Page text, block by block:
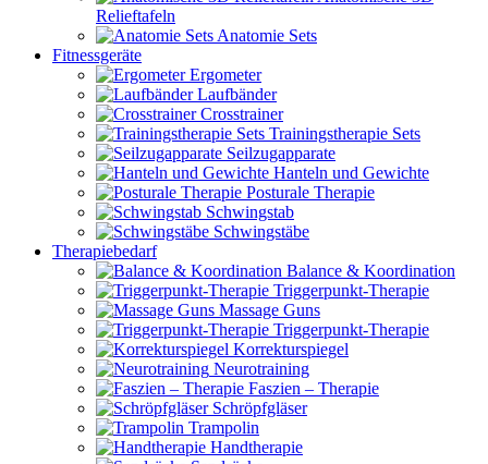
Relieftafeln
Anatomie Sets
Fitnessgeräte
Ergometer
Laufbänder
Crosstrainer
Trainingstherapie Sets
Seilzugapparate
Hanteln und Gewichte
Posturale Therapie
Schwingstab
Schwingstäbe
Therapiebedarf
Balance & Koordination
Triggerpunkt-Therapie
Massage Guns
Triggerpunkt-Therapie
Korrekturspiegel
Neurotraining
Faszien – Therapie
Schröpfgläser
Trampolin
Handtherapie